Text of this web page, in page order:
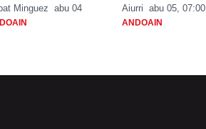
Minguez abu 04 Aiurri abu 05, 07:00
ANDOAIN